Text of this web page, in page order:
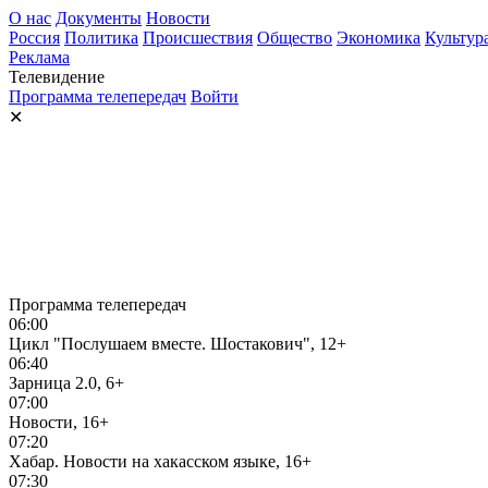
О нас Документы Новости
Россия Политика Происшествия Общество Экономика
Реклама
Телевидение
Программа телепередач Войти
✕
Программа телепередач
06:00
Цикл "Послушаем вместе. Шостакович", 12+
06:40
Зарница 2.0, 6+
07:00
Новости, 16+
07:20
Хабар. Новости на хакасском языке, 16+
07:30